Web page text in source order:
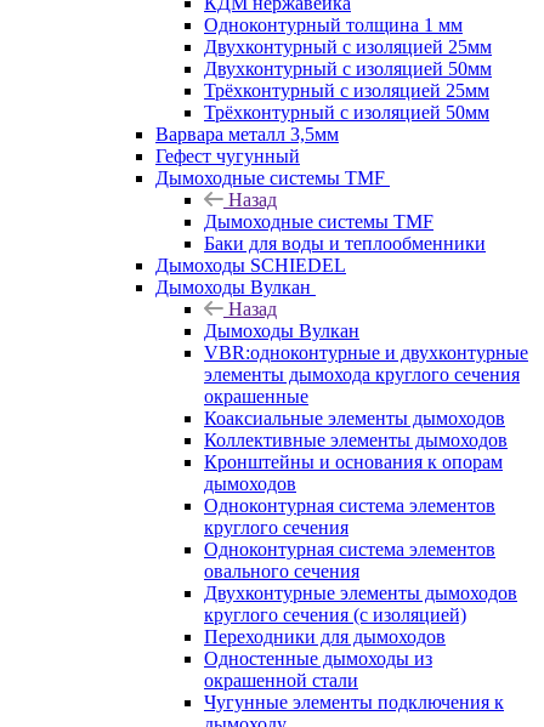
Одноконтурный толщина 1 мм
Двухконтурный с изоляцией 25мм
Двухконтурный с изоляцией 50мм
Трёхконтурный с изоляцией 25мм
Трёхконтурный с изоляцией 50мм
Варвара металл 3,5мм
Гефест чугунный
Дымоходные системы TMF
Назад
Дымоходные системы TMF
Баки для воды и теплообменники
Дымоходы SCHIEDEL
Дымоходы Вулкан
Назад
Дымоходы Вулкан
VBR:одноконтурные и двухконтурные
элементы дымохода круглого сечения
окрашенные
Коаксиальные элементы дымоходов
Коллективные элементы дымоходов
Кронштейны и основания к опорам
дымоходов
Одноконтурная система элементов
круглого сечения
Одноконтурная система элементов
овального сечения
Двухконтурные элементы дымоходов
круглого сечения (с изоляцией)
Переходники для дымоходов
Одностенные дымоходы из
окрашенной стали
Чугунные элементы подключения к